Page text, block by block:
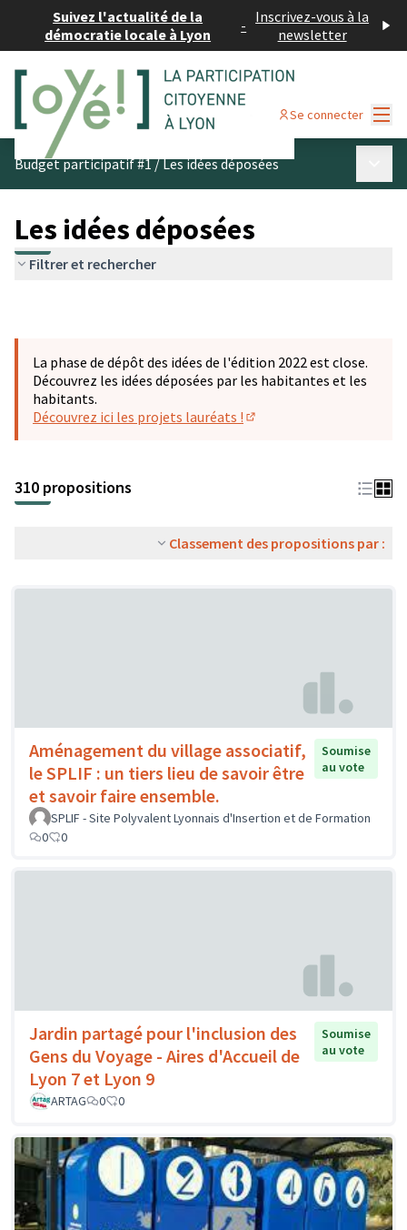
Suivez l'actualité de la
démocratie locale à Lyon
- Inscrivez-vous à la
newsletter
Se connecter
Budget participatif #1/Les idées déposées
Les idées déposées
Filtrer et rechercher
La phase de dépôt des idées de l'édition 2022 est close.
Découvrez les idées déposées par les habitantes et les
habitants.
Découvrez ici les projets lauréats !
310 propositions
Classement des propositions par :
Aménagement du village associatif,
le SPLIF : un tiers lieu de savoir être
et savoir faire ensemble.
Soumise
au vote
SPLIF - Site Polyvalent Lyonnais d'Insertion et de Formation
0
0
Jardin partagé pour l'inclusion des
Gens du Voyage - Aires d'Accueil de
Lyon 7 et Lyon 9
Soumise
au vote
ARTAG 0 0